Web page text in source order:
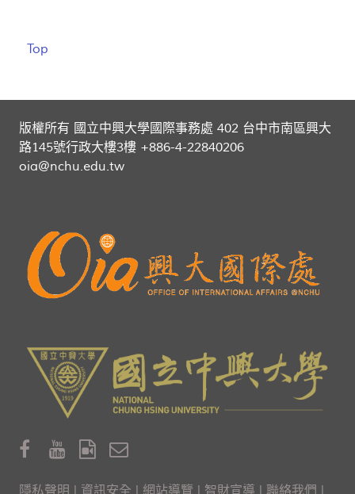
Erasmus+計
5-7-3-我的
中興時代-國
際「關」活
Top
版權所有 國立中興大學國際事務處 402 台中市南區興大
路145號行政大樓3樓 +886-4-22840206
oia@nchu.edu.tw
隱私聲明 | 資訊安全 | 網站導覽 | 智財宣導 | 聯絡我們 |